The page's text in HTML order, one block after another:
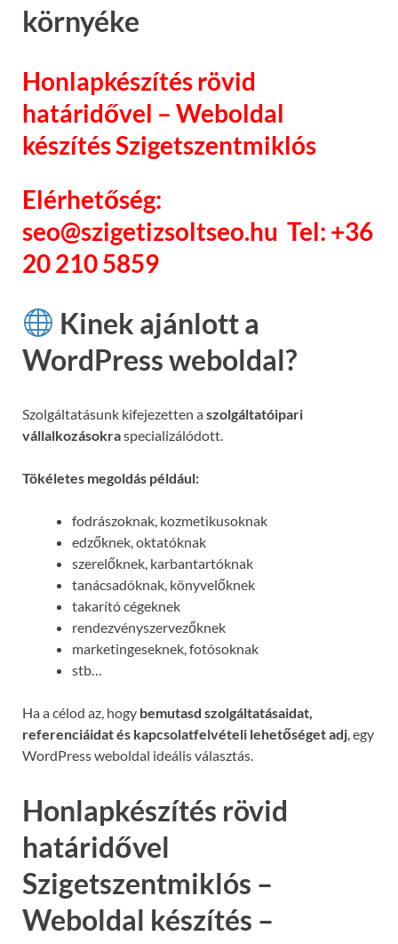
környéke
Honlapkészítés rövid
határidővel – Weboldal
készítés Szigetszentmiklós
Elérhetőség:
seo@szigetizsoltseo.hu Tel: +36
20 210 5859
Kinek ajánlott a
WordPress weboldal?
Szolgáltatásunk kifejezetten aszolgáltatóipari
vállalkozásokraspecializálódott.
Tökéletes megoldás például:
fodrászoknak, kozmetikusoknak
edzőknek, oktatóknak
szerelőknek, karbantartóknak
tanácsadóknak, könyvelőknek
takarító cégeknek
rendezvényszervezőknek
marketingeseknek, fotósoknak
stb…
Ha a célod az, hogy bemutasd szolgáltatásaidat,
referenciáidat és kapcsolatfelvételi lehetőséget adj, egy
WordPress weboldal ideális választás.
Honlapkészítés rövid
határidővel
Szigetszentmiklós –
Weboldal készítés –